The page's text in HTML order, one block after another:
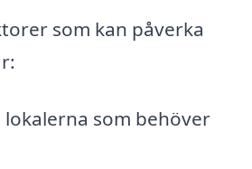
som kan påverka
lokalerna som behöver